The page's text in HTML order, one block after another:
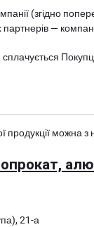
(згідно
партнерів —
сплачується
продукції можна
21-а